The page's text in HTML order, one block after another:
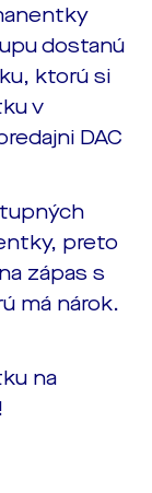
dostanú
ktorú si
v
DAC
preto
zápas s
má nárok.
na